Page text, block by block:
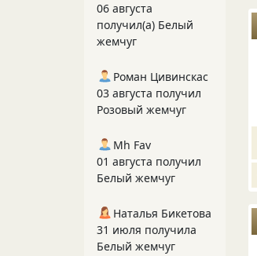
06 августа
получил(а) Белый
жемчуг
Роман Цивинскас
03 августа получил
Розовый жемчуг
Mh Fav
01 августа получил
Белый жемчуг
Наталья Бикетова
31 июля получила
Белый жемчуг